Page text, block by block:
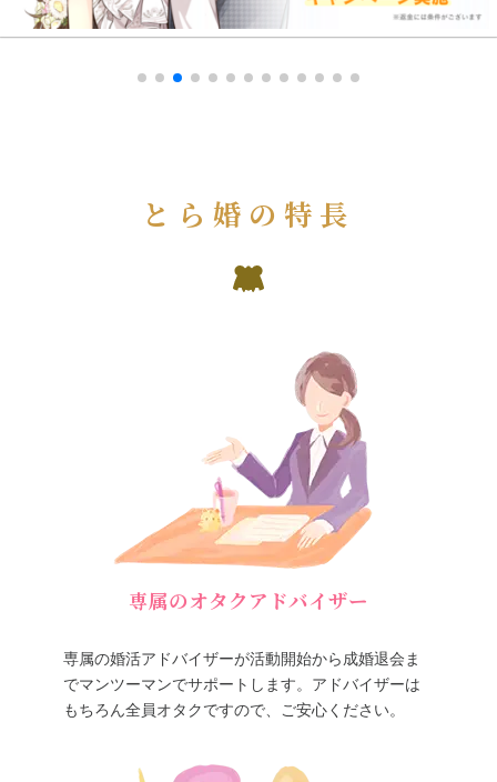
とら婚の特長
専属のオタクアドバイザー
専属の婚活アドバイザーが活動開始から成婚退会ま
でマンツーマンでサポートします。アドバイザーは
もちろん全員オタクですので、ご安心ください。